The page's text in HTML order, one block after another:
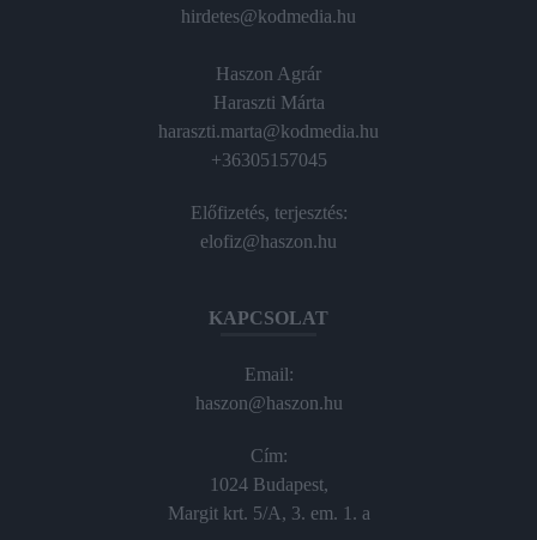
hirdetes@kodmedia.hu
Haszon Agrár
Haraszti Márta
haraszti.marta@kodmedia.hu
+36305157045
Előfizetés, terjesztés:
elofiz@haszon.hu
KAPCSOLAT
Email:
haszon@haszon.hu
Cím:
1024 Budapest,
Margit krt. 5/A, 3. em. 1. a